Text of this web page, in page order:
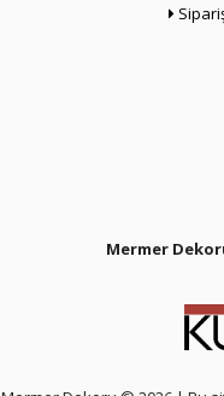
Mermer